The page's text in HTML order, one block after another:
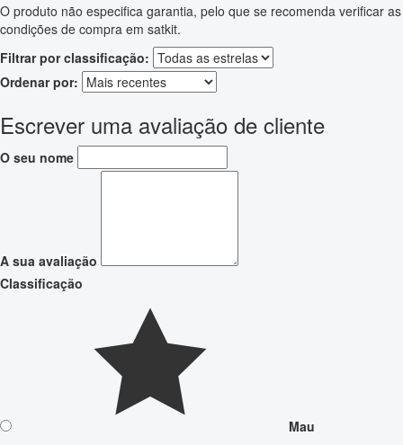
O produto não especifica garantia, pelo que se recomenda verificar as
condições de compra em satkit.
Filtrar por classificação:
Ordenar por:
Escrever uma avaliação de cliente
O seu nome
A sua avaliação
Classificação
Mau